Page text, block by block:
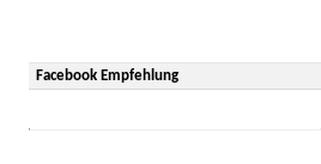
Facebook Empfehlung